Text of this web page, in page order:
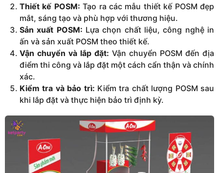
Thiết kế POSM: Tạo ra các mẫu thiết kế POSM đẹp
mắt, sáng tạo và phù hợp với thương hiệu.
Sản xuất POSM: Lựa chọn chất liệu, công nghệ in
ấn và sản xuất POSM theo thiết kế.
Vận chuyển và lắp đặt: Vận chuyển POSM đến địa
điểm thi công và lắp đặt một cách cẩn thận và chính
xác.
Kiểm tra và bảo trì: Kiểm tra chất lượng POSM sau
khi lắp đặt và thực hiện bảo trì định kỳ.